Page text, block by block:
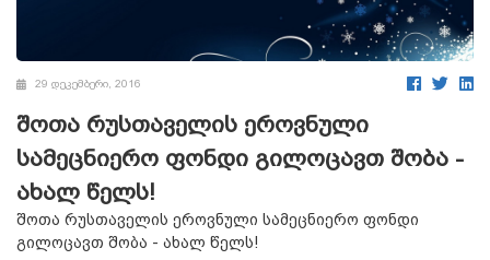
29 დეკემბერი, 2016
შოთა რუსთაველის ეროვნული
სამეცნიერო ფონდი გილოცავთ შობა -
ახალ წელს!
შოთა რუსთაველის ეროვნული სამეცნიერო ფონდი
გილოცავთ შობა - ახალ წელს!